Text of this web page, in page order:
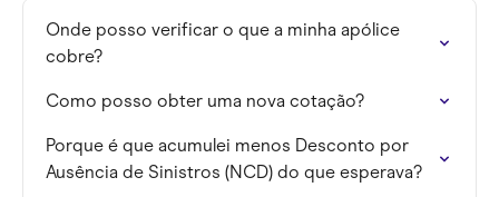
Onde posso verificar o que a minha apólice
cobre?
Como posso obter uma nova cotação?
Porque é que acumulei menos Desconto por
Ausência de Sinistros (NCD) do que esperava?